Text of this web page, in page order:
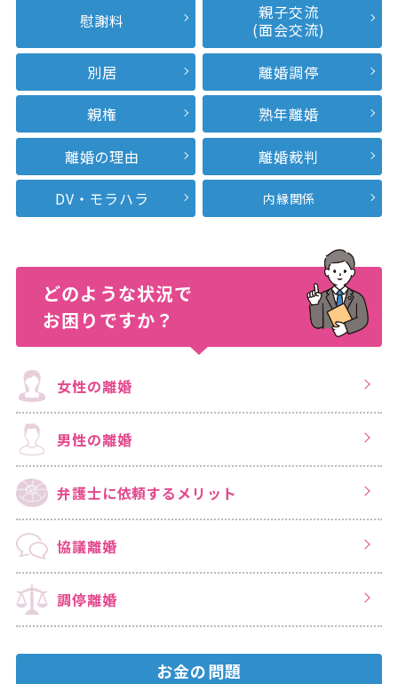
慰謝料
親子交流
(面会交流)
別居
離婚調停
親権
熟年離婚
離婚の理由
離婚裁判
DV・モラハラ
内縁関係
どのような状況で
お困りですか？
女性の離婚
男性の離婚
弁護士に依頼する メリット
協議離婚
調停離婚
お金の問題